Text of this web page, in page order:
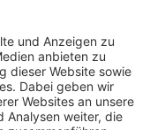
werden
für